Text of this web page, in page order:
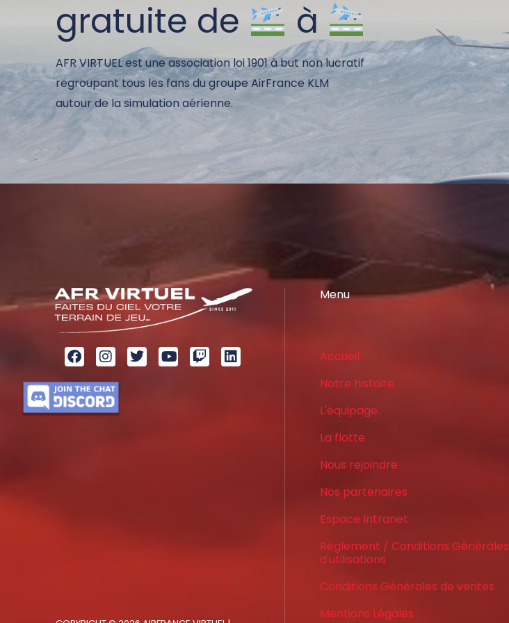
gratuite de
à
AFR VIRTUEL est une association loi 1901 à but non lucratif
regroupant tous les fans du groupe AirFrance KLM
autour de la simulation aérienne.
Menu
Accueil
Notre histoire
L'équipage
La flotte
Nous rejoindre
Nos partenaires
Espace Intranet
Règlement / Conditions Générales
d'utilisations
Conditions Générales de ventes
Mentions Légales